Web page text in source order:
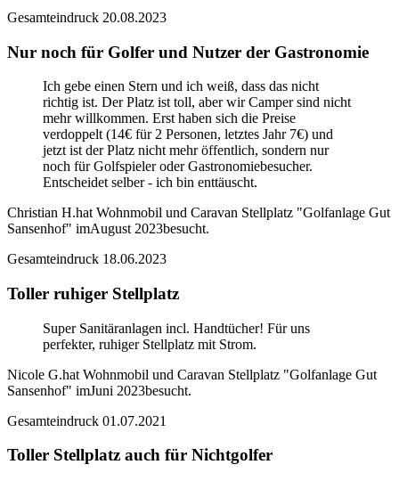
Gesamteindruck 20.08.2023
Nur noch für Golfer und Nutzer der Gastronomie
Ich gebe einen Stern und ich weiß, dass das nicht
richtig ist. Der Platz ist toll, aber wir Camper sind nicht
mehr willkommen. Erst haben sich die Preise
verdoppelt (14€ für 2 Personen, letztes Jahr 7€) und
jetzt ist der Platz nicht mehr öffentlich, sondern nur
noch für Golfspieler oder Gastronomiebesucher.
Entscheidet selber - ich bin enttäuscht.
Christian H.hat Wohnmobil und Caravan Stellplatz "Golfanlage Gut
Sansenhof" imAugust 2023besucht.
Gesamteindruck 18.06.2023
Toller ruhiger Stellplatz
Super Sanitäranlagen incl. Handtücher! Für uns
perfekter, ruhiger Stellplatz mit Strom.
Nicole G.hat Wohnmobil und Caravan Stellplatz "Golfanlage Gut
Sansenhof" imJuni 2023besucht.
Gesamteindruck 01.07.2021
Toller Stellplatz auch für Nichtgolfer